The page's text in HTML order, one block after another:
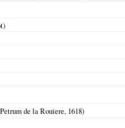
de la Rouiere, 1618)